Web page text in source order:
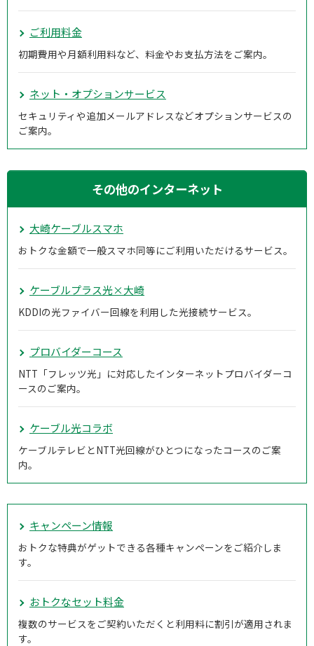
ご利用料金
初期費用や月額利用料など、料金やお支払方法をご案内。
ネット・オプションサービス
セキュリティや追加メールアドレスなどオプションサービスの
ご案内。
その他のインターネット
大崎ケーブルスマホ
おトクな金額で一般スマホ同等にご利用いただけるサービス。
ケーブルプラス光×大崎
KDDIの光ファイバー回線を利用した光接続サービス。
プロバイダーコース
NTT「フレッツ光」に対応したインターネットプロバイダーコ
ースのご案内。
ケーブル光コラボ
ケーブルテレビとNTT光回線がひとつになったコースのご案
内。
キャンペーン情報
おトクな特典がゲットできる各種キャンペーンをご紹介しま
す。
おトクなセット料金
複数のサービスをご契約いただくと利用料に割引が適用されま
す。